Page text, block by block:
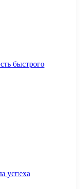
быстрого
успеха